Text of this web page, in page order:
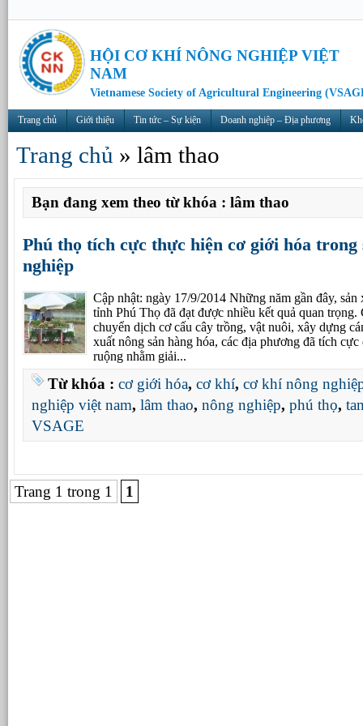
HỘI CƠ KHÍ NÔNG NGHIỆP VIỆT
NAM
Vietnamese Society of Agricultural Engineering
Trang chủ Giới thiệu Tin tức – Sự kiện Doanh nghiệp – Địa phương
Trang chủ » lâm thao
Bạn đang xem theo từ khóa : lâm thao
Phú thọ tích cực thực hiện cơ giới hóa trong
nghiệp
Cập nhật: ngày 17/9/2014 Những năm gần đây,
tỉnh Phú Thọ đã đạt được nhiều kết quả quan
chuyển dịch cơ cấu cây trồng, vật nuôi, xây dựng
xuất nông sản hàng hóa, các địa phương đã tích
ruộng nhằm giải...
Từ khóa : cơ giới hóa, cơ khí, cơ khí nông
nghiệp việt nam, lâm thao, nông nghiệp, phú thọ,
VSAGE
Trang 1 trong 1 1